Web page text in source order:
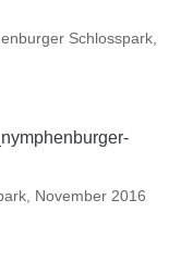
Schlosspark,
November 2016